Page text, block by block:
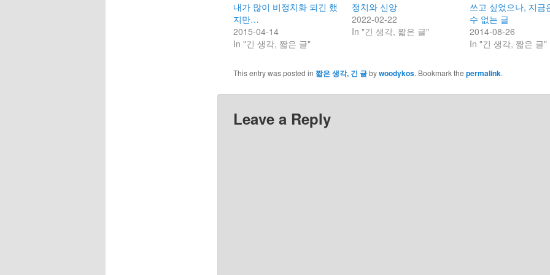
내가 많이 비정치화 되긴 했
지만…
2015-04-14
In "긴 생각, 짧은 글"
정치와 신앙
2022-02-22
In "긴 생각, 짧은 글"
쓰고 싶었으나, 지금
수 없는 글
2014-08-26
In "긴 생각, 짧은 글"
This entry was posted in 짧은 생각, 긴 글bywoodykos. Bookmark the permalink.
Leave a Reply